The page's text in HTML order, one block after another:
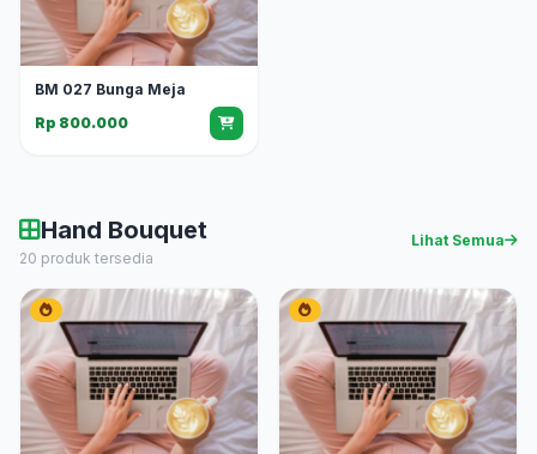
BM 027 Bunga Meja
Rp 800.000
Hand Bouquet
20 produk tersedia
Lihat Semua